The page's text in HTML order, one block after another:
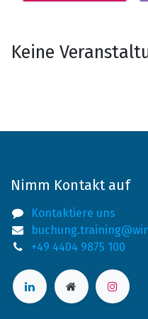
Keine
Nimm Kontakt auf
Kontaktiere uns
+49 4404 9875 100